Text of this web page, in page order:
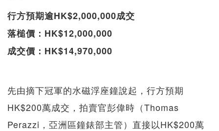
行方預期逾HK$2,000,000成交
落槌價：HK$12,000,000
成交價：HK$14,970,000
先由摘下冠軍的水磁浮座鐘說起，行方預期
HK$200萬成交，拍賣官彭偉時（Thomas
Perazzi，亞洲區鐘錶部主管）直接以HK$200萬